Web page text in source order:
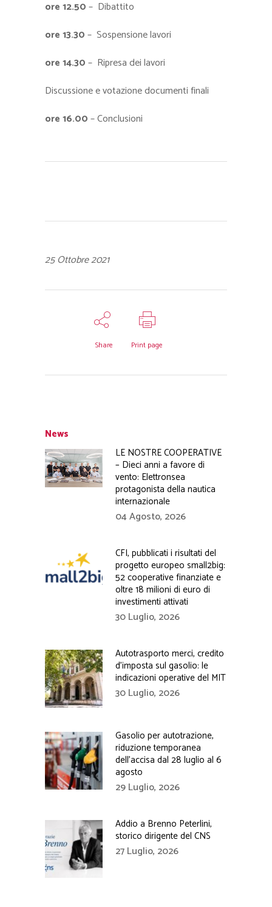
ore 12.50– Dibattito
ore 13.30– Sospensione lavori
ore 14.30– Ripresa dei lavori
Discussione e votazione documenti finali
ore 16.00– Conclusioni
25 Ottobre 2021
Share Print page
News
LE NOSTRE COOPERATIVE
– Dieci anni a favore di
vento: Elettronsea
protagonista della nautica
internazionale
04 Agosto, 2026
CFI, pubblicati i risultati del
progetto europeo small2big:
52 cooperative finanziate e
oltre 18 milioni di euro di
investimenti attivati
30 Luglio, 2026
Autotrasporto merci, credito
d’imposta sul gasolio: le
indicazioni operative del MIT
30 Luglio, 2026
Gasolio per autotrazione,
riduzione temporanea
dell’accisa dal 28 luglio al 6
agosto
29 Luglio, 2026
Addio a Brenno Peterlini,
storico dirigente del CNS
27 Luglio, 2026